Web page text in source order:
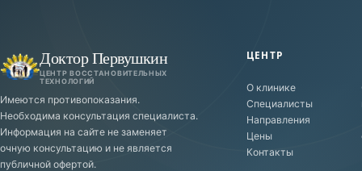
Доктор Первушкин
ЦЕНТР ВОССТАНОВИТЕЛЬНЫХ
ТЕХНОЛОГИЙ
Имеются противопоказания.
Необходима консультация специалиста.
Информация на сайте не заменяет
очную консультацию и не является
публичной офертой.
ЦЕНТР
О клинике
Специалисты
Направления
Цены
Контакты